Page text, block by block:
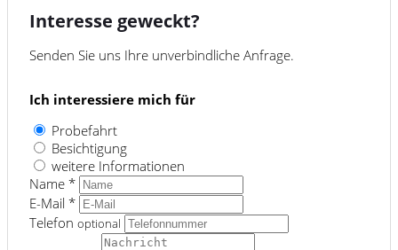
Interesse geweckt?
Senden Sie uns Ihre unverbindliche Anfrage.
Ich interessiere mich für
Probefahrt
Besichtigung
weitere Informationen
Name *
E-Mail *
Telefon optional